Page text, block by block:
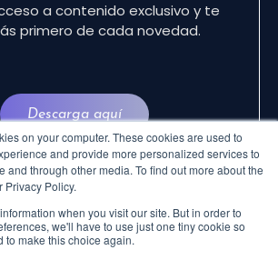
on your computer. These cookies are used to
and provide more personalized services to
and through other media. To find out more about the
Privacy Policy.
when you visit our site. But in order to
we'll have to use just one tiny cookie so
to make this choice again.
a contenido exclusivo y te
primero de cada novedad.
Descarga aquí